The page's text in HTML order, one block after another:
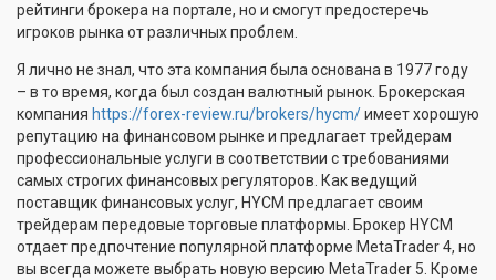
рейтинги брокера на портале, но и смогут предостеречь
игроков рынка от различных проблем.
Я лично не знал, что эта компания была основана в 1977 году
– в то время, когда был создан валютный рынок. Брокерская
компания https://forex-review.ru/brokers/hycm/имеет хорошую
репутацию на финансовом рынке и предлагает трейдерам
профессиональные услуги в соответствии с требованиями
самых строгих финансовых регуляторов. Как ведущий
поставщик финансовых услуг, HYCM предлагает своим
трейдерам передовые торговые платформы. Брокер HYCM
отдает предпочтение популярной платформе MetaTrader 4, но
вы всегда можете выбрать новую версию MetaTrader 5. Кроме